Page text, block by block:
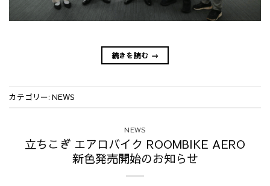
続きを読む →
カテゴリー: NEWS
NEWS
立ちこぎ エアロバイク ROOMBIKE AERO
新色発売開始のお知らせ